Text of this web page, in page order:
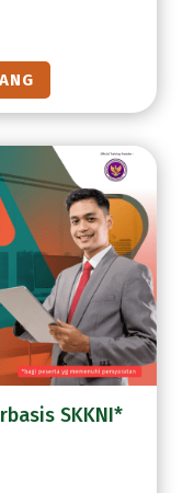
SKKNI*